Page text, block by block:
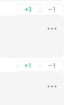
+3 –1
+1 –1